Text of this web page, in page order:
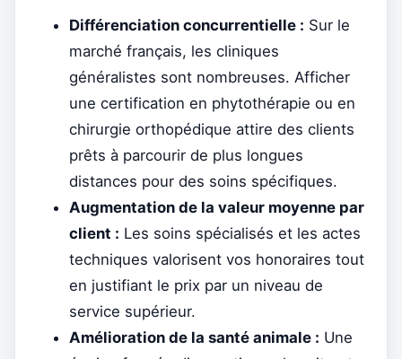
Différenciation concurrentielle : Sur le
marché français, les cliniques
généralistes sont nombreuses. Afficher
une certification en phytothérapie ou en
chirurgie orthopédique attire des clients
prêts à parcourir de plus longues
distances pour des soins spécifiques.
Augmentation de la valeur moyenne par
client : Les soins spécialisés et les actes
techniques valorisent vos honoraires tout
en justifiant le prix par un niveau de
service supérieur.
Amélioration de la santé animale : Une